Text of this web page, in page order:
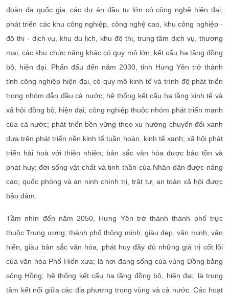
đoàn đa quốc gia, các dự án đầu tư lớn có công nghệ hiện đại;
phát triển các khu công nghiệp, công nghệ cao, khu công nghiệp -
đô thị - dịch vụ, khu du lịch, khu đô thị, trung tâm dịch vụ, thương
mại, các khu chức năng khác có quy mô lớn, kết cấu hạ tầng đồng
bộ, hiện đại. Phấn đấu đến năm 2030, tỉnh Hưng Yên trở thành
tỉnh công nghiệp hiện đại, có quy mô kinh tế và trình độ phát triển
trong nhóm dẫn đầu cả nước; hệ thống kết cấu hạ tầng kinh tế và
xã hội đồng bộ, hiện đại; công nghiệp thuộc nhóm phát triển mạnh
của cả nước; phát triển bền vững theo xu hướng chuyển đổi xanh
dựa trên phát triển nền kinh tế tuần hoàn, kinh tế xanh; xã hội phát
triển hài hoà với thiên nhiên; bản sắc văn hóa được bảo tồn và
phát huy; đời sống vật chất và tinh thần của Nhân dân được nâng
cao; quốc phòng và an ninh chính trị, trật tự, an toàn xã hội được
bảo đảm.
Tầm nhìn đến năm 2050, Hưng Yên trở thành thành phố trực
thuộc Trung ương; thành phố thông minh, giàu đẹp, văn minh, văn
hiến, giàu bản sắc văn hóa, phát huy đầy đủ những giá trị cốt lõi
của văn hóa Phố Hiến xưa; là nơi đáng sống của vùng Đồng bằng
sông Hồng; hệ thống kết cấu hạ tầng đồng bộ, hiện đại; là trung
tâm kết nối giữa các địa phương trong vùng và cả nước. Các hoạt